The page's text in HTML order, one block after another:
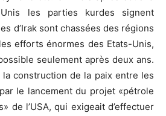
les parties kurdes signent
d’Irak sont chassées des régions
efforts énormes des Etats-Unis,
seulement après deux ans.
construction de la paix entre les
le lancement du projet «pétrole
de l’USA, qui exigeait d’effectuer